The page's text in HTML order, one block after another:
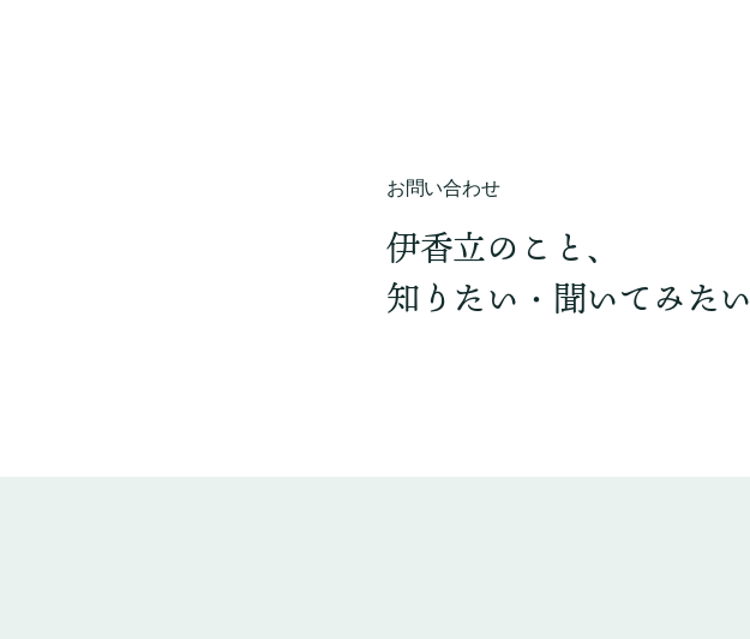
お問い合わせ
伊香立のこと、
知りたい・聞いてみたい